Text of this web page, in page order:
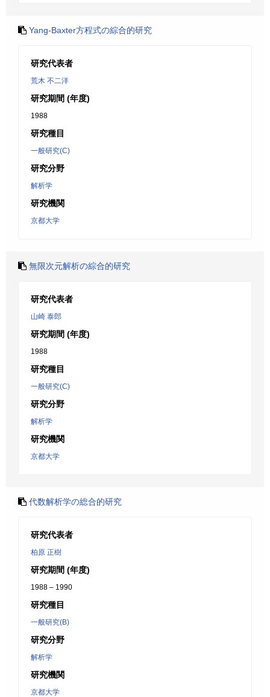
Yang-Baxter方程式の綜合的研究
研究代表者
荒木 不二洋
研究期間 (年度)
1988
研究種目
一般研究(C)
研究分野
解析学
研究機関
京都大学
無限次元解析の綜合的研究
研究代表者
山崎 泰郎
研究期間 (年度)
1988
研究種目
一般研究(C)
研究分野
解析学
研究機関
京都大学
代数解析学の総合的研究
研究代表者
柏原 正樹
研究期間 (年度)
1988 – 1990
研究種目
一般研究(B)
研究分野
解析学
研究機関
京都大学